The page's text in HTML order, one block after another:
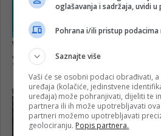
oglašavanja i sadržaja, uvidi
Pohrana i/ili pristup podacima
Saznajte više
Vaši će se osobni podaci obrađivati,
uređaja (kolačiće, jedinstvene
uređaja) može pohranjivati, dijeliti te
partnera ili ih može upotrebljavati
partneri možemo upotrebljavati
geolociranju. Popis partnera.